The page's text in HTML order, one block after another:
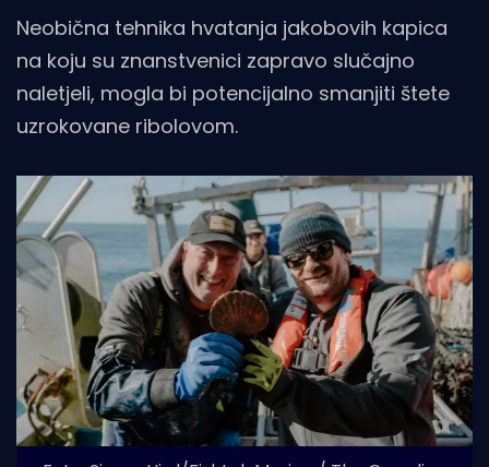
Neobična tehnika hvatanja jakobovih kapica
na koju su znanstvenici zapravo slučajno
naletjeli, mogla bi potencijalno smanjiti štete
uzrokovane ribolovom.